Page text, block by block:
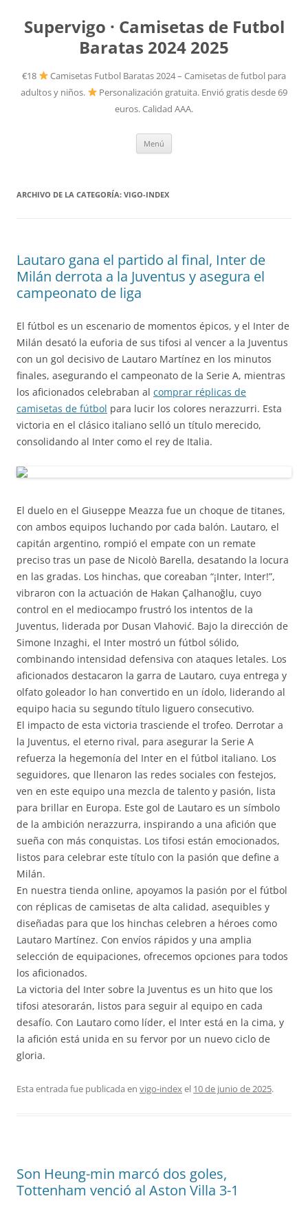
Supervigo · Camisetas de Futbol
Baratas 2024 2025
€18
Camisetas Futbol Baratas 2024 – Camisetas de futbol para
adultos y niños.
Personalización gratuita. Envió gratis desde 69
euros. Calidad AAA.
Menú
ARCHIVO DE LA CATEGORÍA: VIGO-INDEX
Lautaro gana el partido al final, Inter de
Milán derrota a la Juventus y asegura el
campeonato de liga
El fútbol es un escenario de momentos épicos, y el Inter de
Milán desató la euforia de sus tifosi al vencer a la Juventus
con un gol decisivo de Lautaro Martínez en los minutos
finales, asegurando el campeonato de la Serie A, mientras
los aficionados celebraban al comprar réplicas de
camisetas de fútbol para lucir los colores nerazzurri. Esta
victoria en el clásico italiano selló un título merecido,
consolidando al Inter como el rey de Italia.
El duelo en el Giuseppe Meazza fue un choque de titanes,
con ambos equipos luchando por cada balón. Lautaro, el
capitán argentino, rompió el empate con un remate
preciso tras un pase de Nicolò Barella, desatando la locura
en las gradas. Los hinchas, que coreaban “¡Inter, Inter!”,
vibraron con la actuación de Hakan Çalhanoğlu, cuyo
control en el mediocampo frustró los intentos de la
Juventus, liderada por Dusan Vlahović. Bajo la dirección de
Simone Inzaghi, el Inter mostró un fútbol sólido,
combinando intensidad defensiva con ataques letales. Los
aficionados destacaron la garra de Lautaro, cuya entrega y
olfato goleador lo han convertido en un ídolo, liderando al
equipo hacia su segundo título liguero consecutivo.
El impacto de esta victoria trasciende el trofeo. Derrotar a
la Juventus, el eterno rival, para asegurar la Serie A
refuerza la hegemonía del Inter en el fútbol italiano. Los
seguidores, que llenaron las redes sociales con festejos,
ven en este equipo una mezcla de talento y pasión, lista
para brillar en Europa. Este gol de Lautaro es un símbolo
de la ambición nerazzurra, inspirando a una afición que
sueña con más conquistas. Los tifosi están emocionados,
listos para celebrar este título con la pasión que define a
Milán.
En nuestra tienda online, apoyamos la pasión por el fútbol
con réplicas de camisetas de alta calidad, asequibles y
diseñadas para que los hinchas celebren a héroes como
Lautaro Martínez. Con envíos rápidos y una amplia
selección de equipaciones, ofrecemos opciones para todos
los aficionados.
La victoria del Inter sobre la Juventus es un hito que los
tifosi atesorarán, listos para seguir al equipo en cada
desafío. Con Lautaro como líder, el Inter está en la cima, y
la afición está unida en su fervor por un nuevo ciclo de
gloria.
Esta entrada fue publicada en vigo-indexel 10 de junio de 2025.
Son Heung-min marcó dos goles,
Tottenham venció al Aston Villa 3-1